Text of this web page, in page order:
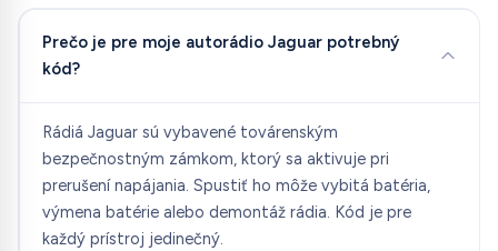
Prečo je pre moje autorádio Jaguar potrebný
kód?
Rádiá Jaguar sú vybavené továrenským
bezpečnostným zámkom, ktorý sa aktivuje pri
prerušení napájania. Spustiť ho môže vybitá batéria,
výmena batérie alebo demontáž rádia. Kód je pre
každý prístroj jedinečný.